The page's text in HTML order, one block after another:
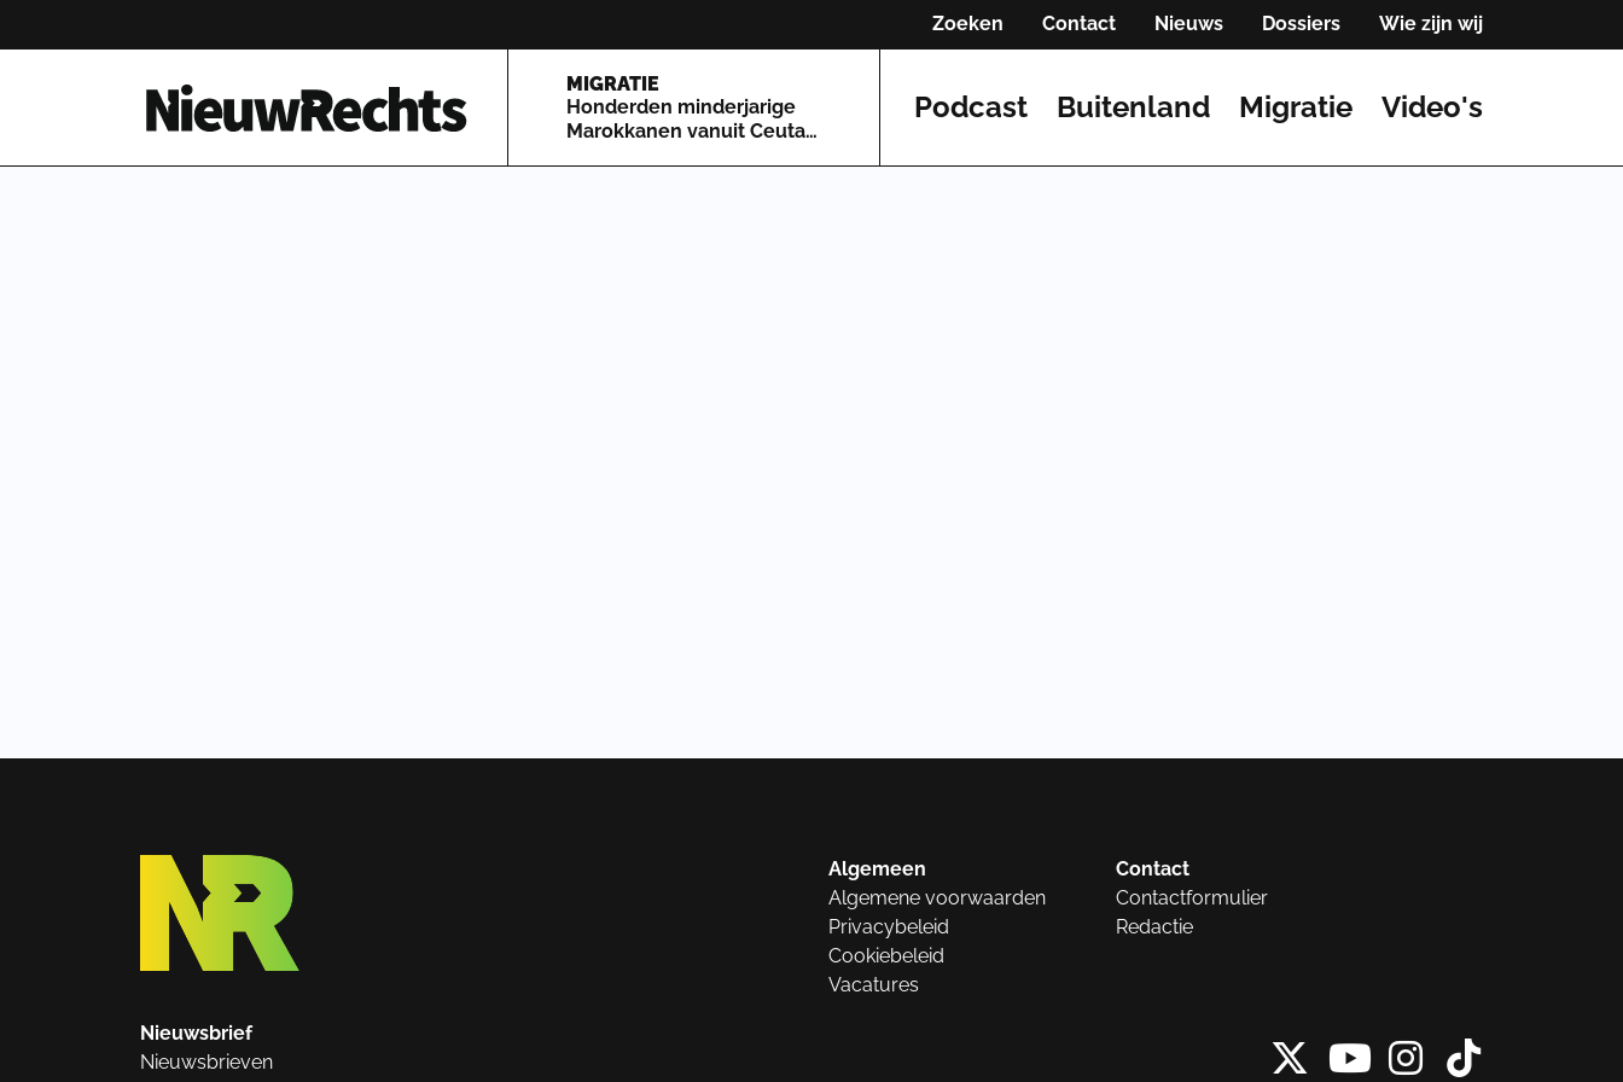
Zoeken Contact Nieuws Dossiers Wie zijn wij
Homepage van NieuwRechts
MIGRATIE
Honderden minderjarige
Marokkanen vanuit Ceuta
Podcast Buitenland Migratie Video's
Algemeen
Algemene voorwaarden
Privacybeleid
Cookiebeleid
Vacatures
Contact
Contactformulier
Redactie
Nieuwsbrief
Nieuwsbrieven
X vanInstagram
Tiktok